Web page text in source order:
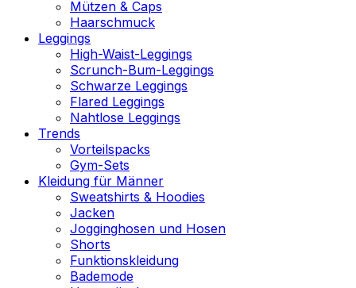
Mützen & Caps
Haarschmuck
Leggings
High-Waist-Leggings
Scrunch-Bum-Leggings
Schwarze Leggings
Flared Leggings
Nahtlose Leggings
Trends
Vorteilspacks
Gym-Sets
Kleidung für Männer
Sweatshirts & Hoodies
Jacken
Jogginghosen und Hosen
Shorts
Funktionskleidung
Bademode